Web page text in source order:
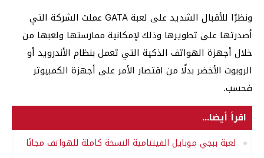
ونظرًا للأقبال الشديد على لعبة GATA عملت الشركة التي
أصدرتها على تطويرها وذلك لإمكانية ممارستها ولعبها من
خلال أجهزة الهواتف الذكية التي تعمل بنظام الأندرويد أو
الروبوت الأخضر بدلًا من اقتصار الأمر على أجهزة الكمبيوتر
فحسب.
اقرأ أيضا...
لعبة ببجي موبايل الفيتنامية النسخة كاملة للهواتف مجانًا